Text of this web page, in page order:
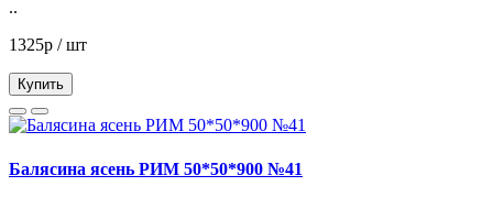
..
1325р / шт
Купить
Балясина ясень РИМ 50*50*900 №41